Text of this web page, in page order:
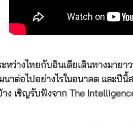
หว่างไทยกับอินเดียเดินทางมาย
นาต่อไปอย่างไรในอนาคต และปี
าง เชิญรับฟังจาก The